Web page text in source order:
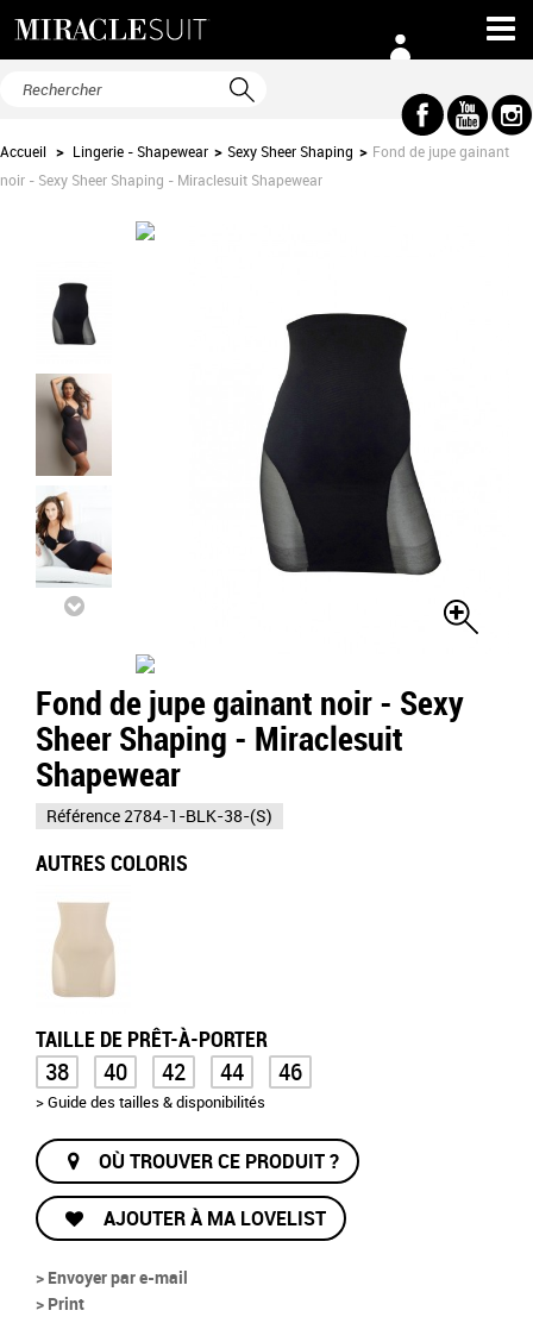
Accueil > Lingerie - Shapewear > Sexy Sheer Shaping > Fond de jupe gainant
noir - Sexy Sheer Shaping - Miraclesuit Shapewear
Fond de jupe gainant noir - Sexy
Sheer Shaping - Miraclesuit
Shapewear
Référence 2784-1-BLK-38-(S)
AUTRES COLORIS
TAILLE DE PRÊT-À-PORTER
38 40 42 44 46
> Guide des tailles & disponibilités
OÙ TROUVER CE PRODUIT ?
AJOUTER À MA LOVELIST
> Envoyer par e-mail
> Print